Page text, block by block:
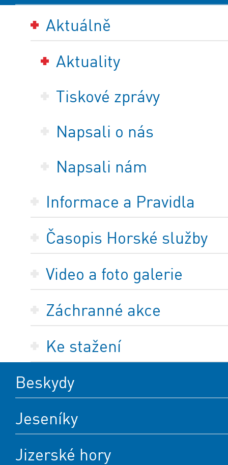
Aktuálně
Aktuality
Tiskové zprávy
Napsali o nás
Napsali nám
Informace a Pravidla
Časopis Horské služby
Video a foto galerie
Záchranné akce
Ke stažení
Beskydy
Jeseníky
Jizerské hory